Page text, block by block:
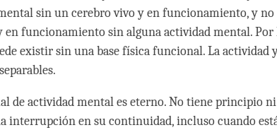
sin un cerebro vivo y en funcionamiento, y no
en funcionamiento sin alguna actividad mental. Por
existir sin una base física funcional. La actividad
de actividad mental es eterno. No tiene principio
interrupción en su continuidad, incluso cuando